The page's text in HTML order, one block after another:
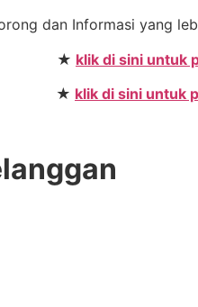
dan Informasi yang
★ klik di sini untuk
★ klik di sini untuk